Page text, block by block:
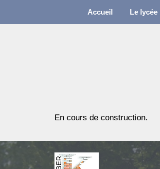
Accueil Le lycée
En cours de construction.